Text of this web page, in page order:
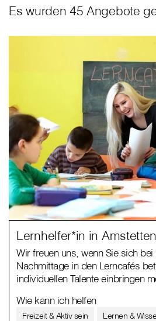
Es wurden 45 Angebote
Lernhelfer*in in Amstetten
Wir freuen uns, wenn Sie sich
Nachmittage in den Lerncafés
individuellen Talente einbringen
Wie kann ich helfen
Freizeit & Aktiv sein Lernen &